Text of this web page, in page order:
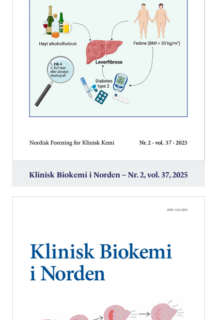
Klinisk Biokemi i Norden – Nr. 2, vol. 37, 2025